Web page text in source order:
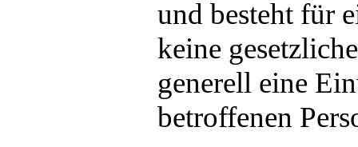
und besteht für
keine
generell eine
betroffenen